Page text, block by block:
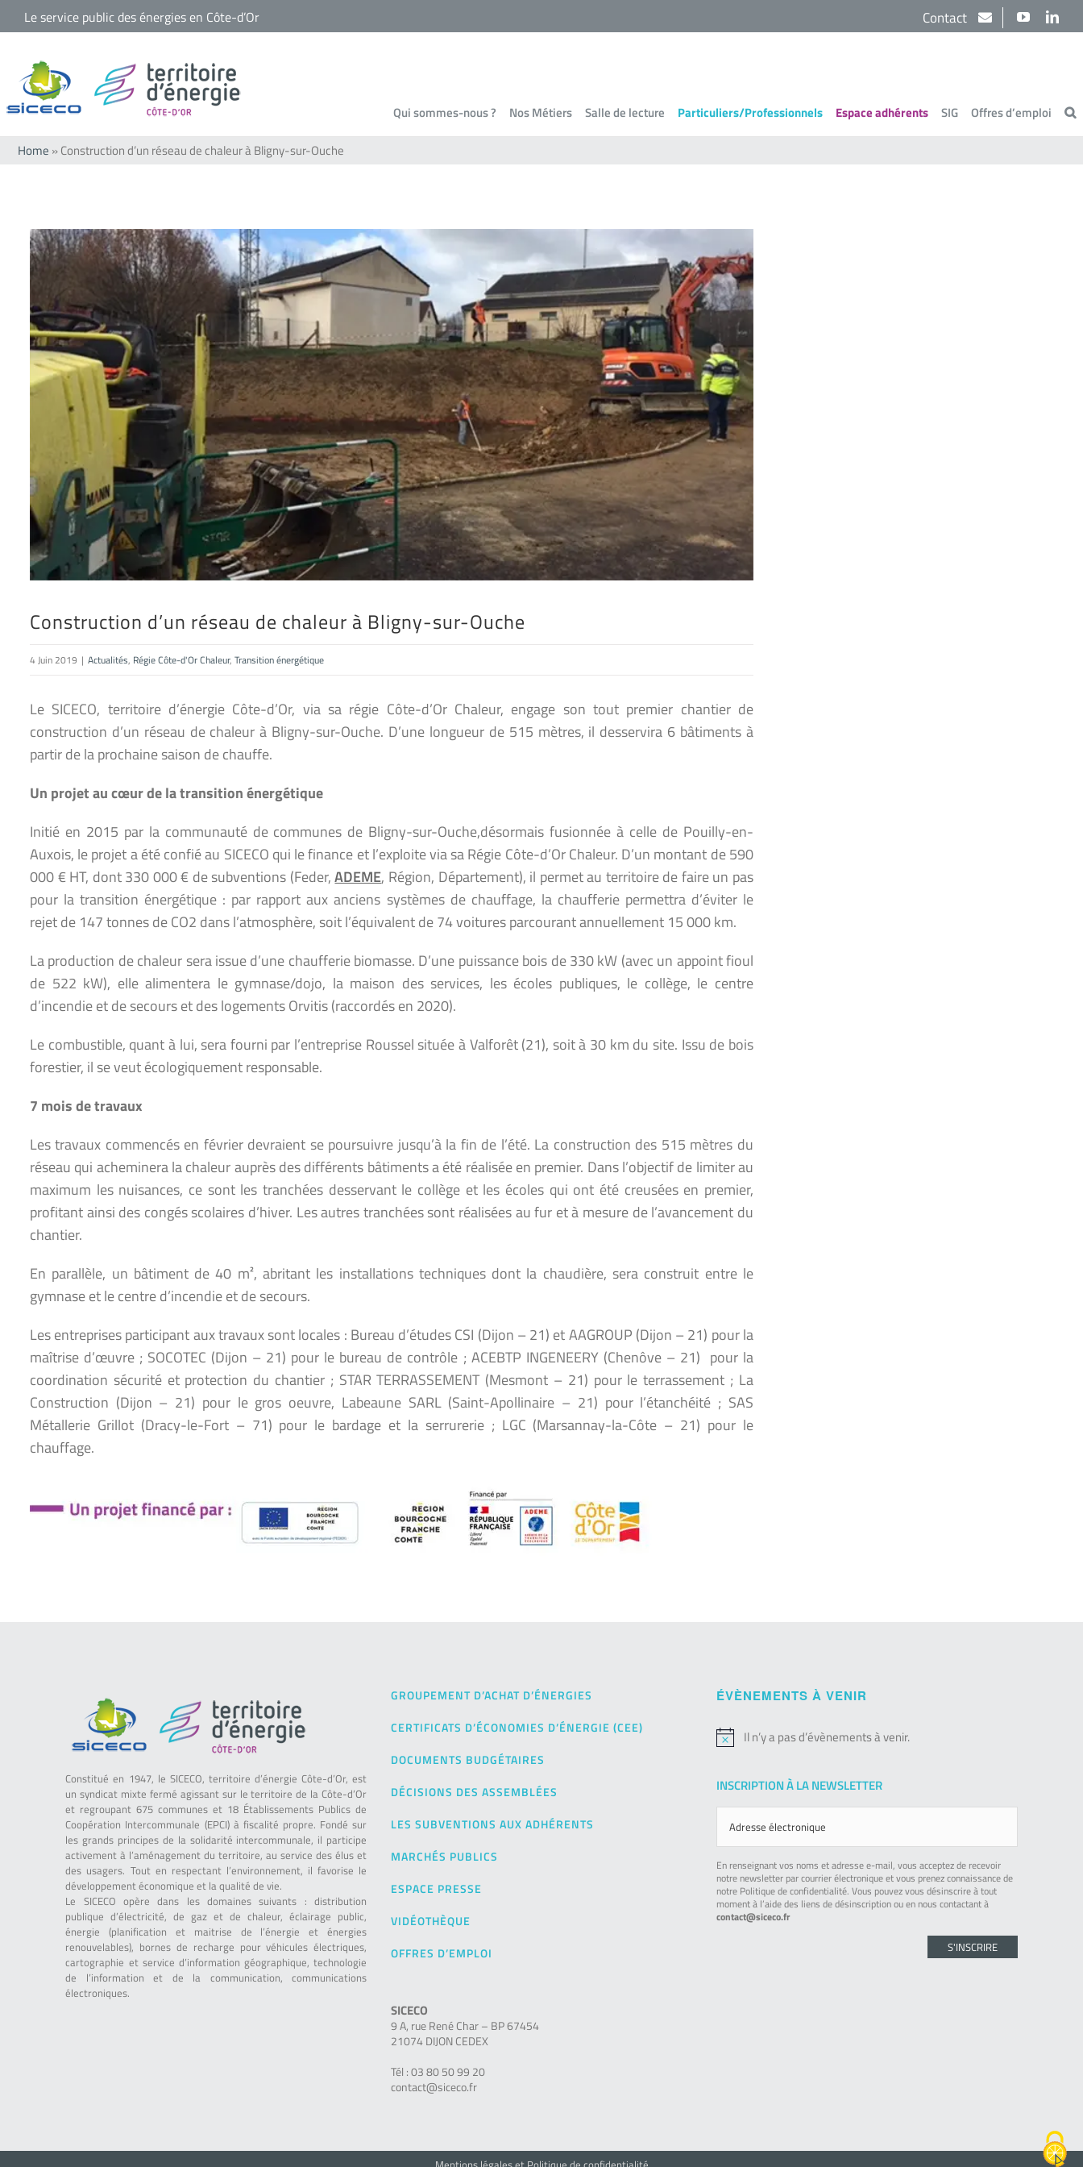
Passer
contenu
Le service public des énergies en Côte-d’Or YouTube
Contact
Qui sommes-nous ? Nos Métiers Salle de lecture Particuliers/Professionnels Espace adhérents SIG Offres d’emploi
Home »Construction d’un réseau de chaleur à Bligny-sur-Ouche
Voir
l'image
agrandie
Construction d’un réseau de chaleur à Bligny-sur-Ouche
4 Juin 2019 | Actualités, Régie Côte-d'Or Chaleur, Transition énergétique
Le SICECO, territoire d’énergie Côte-d’Or, via sa régie Côte-d’Or Chaleur, engage son tout premier chantier de
construction d’un réseau de chaleur à Bligny-sur-Ouche. D’une longueur de 515 mètres, il desservira 6 bâtiments à
partir de la prochaine saison de chauffe.
Un projet au cœur de la transition énergétique
Initié en 2015 par la communauté de communes de Bligny-sur-Ouche,désormais fusionnée à celle de Pouilly-en-
Auxois, le projet a été confié au SICECO qui le finance et l’exploite via sa Régie Côte-d’Or Chaleur. D’un montant de 590
000 € HT, dont 330 000 € de subventions (Feder,ADEME, Région, Département), il permet au territoire de faire un pas
pour la transition énergétique : par rapport aux anciens systèmes de chauffage, la chaufferie permettra d’éviter le
rejet de 147 tonnes de CO2 dans l’atmosphère, soit l’équivalent de 74 voitures parcourant annuellement 15 000 km.
La production de chaleur sera issue d’une chaufferie biomasse. D’une puissance bois de 330 kW (avec un appoint fioul
de 522 kW), elle alimentera le gymnase/dojo, la maison des services, les écoles publiques, le collège, le centre
d’incendie et de secours et des logements Orvitis (raccordés en 2020).
Le combustible, quant à lui, sera fourni par l’entreprise Roussel située à Valforêt (21), soit à 30 km du site. Issu de bois
forestier, il se veut écologiquement responsable.
7 mois de travaux
Les travaux commencés en février devraient se poursuivre jusqu’à la fin de l’été. La construction des 515 mètres du
réseau qui acheminera la chaleur auprès des différents bâtiments a été réalisée en premier. Dans l’objectif de limiter au
maximum les nuisances, ce sont les tranchées desservant le collège et les écoles qui ont été creusées en premier,
profitant ainsi des congés scolaires d’hiver. Les autres tranchées sont réalisées au fur et à mesure de l’avancement du
chantier.
En parallèle, un bâtiment de 40 m², abritant les installations techniques dont la chaudière, sera construit entre le
gymnase et le centre d’incendie et de secours.
Les entreprises participant aux travaux sont locales : Bureau d’études CSI (Dijon – 21) et AAGROUP (Dijon – 21) pour la
maîtrise d’œuvre ; SOCOTEC (Dijon – 21) pour le bureau de contrôle ; ACEBTP INGENEERY (Chenôve – 21) pour la
coordination sécurité et protection du chantier ; STAR TERRASSEMENT (Mesmont – 21) pour le terrassement ; La
Construction (Dijon – 21) pour le gros oeuvre, Labeaune SARL (Saint-Apollinaire – 21) pour l’étanchéité ; SAS
Métallerie Grillot (Dracy-le-Fort – 71) pour le bardage et la serrurerie ; LGC (Marsannay-la-Côte – 21) pour le
chauffage.
Constitué en 1947, le SICECO, territoire d’énergie Côte-d’Or, est
un syndicat mixte fermé agissant sur le territoire de la Côte-d’Or
et regroupant 675 communes et 18 Établissements Publics de
Coopération Intercommunale (EPCI) à fiscalité propre. Fondé sur
les grands principes de la solidarité intercommunale, il participe
activement à l’aménagement du territoire, au service des élus et
des usagers. Tout en respectant l’environnement, il favorise le
développement économique et la qualité de vie.
Le SICECO opère dans les domaines suivants : distribution
publique d’électricité, de gaz et de chaleur, éclairage public,
énergie (planification et maitrise de l’énergie et énergies
renouvelables), bornes de recharge pour véhicules électriques,
cartographie et service d’information géographique, technologie
de l’information et de la communication, communications
électroniques.
GROUPEMENT D’ACHAT D’ÉNERGIES
CERTIFICATS D’ÉCONOMIES D’ÉNERGIE (CEE)
DOCUMENTS BUDGÉTAIRES
DÉCISIONS DES ASSEMBLÉES
LES SUBVENTIONS AUX ADHÉRENTS
MARCHÉS PUBLICS
ESPACE PRESSE
VIDÉOTHÈQUE
OFFRES D’EMPLOI
SICECO
9 A, rue René Char – BP 67454
21074 DIJON CEDEX
Tél : 03 80 50 99 20
contact@siceco.fr
ÉVÈNEMENTS À VENIR
Notice
Il n’y a pas d’évènements à venir.
INSCRIPTION À LA NEWSLETTER
En renseignant vos noms et adresse e-mail, vous acceptez de recevoir
notre newsletter par courrier électronique et vous prenez connaissance de
notre Politique de confidentialité. Vous pouvez vous désinscrire à tout
moment à l’aide des liens de désinscription ou en nous contactant à
contact@siceco.fr